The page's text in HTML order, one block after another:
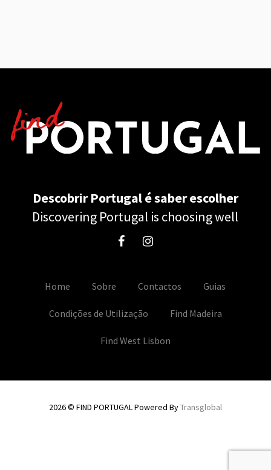
Descobrir Portugal é saber escolher
Discovering Portugal is choosing well
Home Sobre Contactos Guias
Condições de Utilização Find Madeira
Find West Lisbon
2026 © FIND PORTUGAL Powered ByTransglobal